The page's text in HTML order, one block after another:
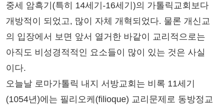
중세 암흑기(특히 14세기-16세기)의 가톨릭교회보다
개방적이 되었고, 많이 자체 개혁되었다. 물론 개신교
의 입장에서 보면 앞서 열거한 바같이 교리적으로는
아직도 비성경적적인 요소들이 많이 있는 것은 사실
이다.
오늘날 로마가톨릭 내지 서방교회는 비록 11세기
(1054년)에는 필리오케(filioque) 교리문제로 동방정교